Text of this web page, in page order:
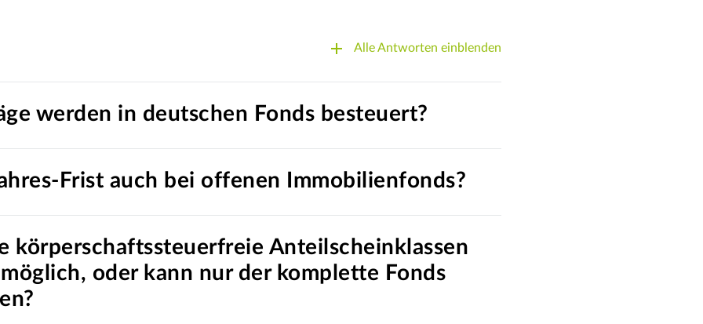
Alle Antworten einblenden
werden in deutschen Fonds besteuert?
Frist auch bei offenen Immobilienfonds?
körperschaftssteuerfreie Anteilscheinklassen
oder kann nur der komplette Fonds